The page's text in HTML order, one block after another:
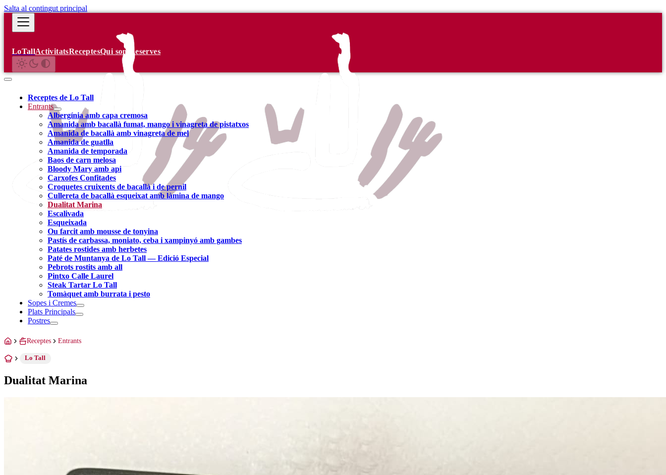
Salta al contingut principal
LoTallActivitatsReceptesQui som Reserves
Receptes de Lo Tall
Entrants
Albergínia amb capa cremosa
Amanida amb bacallà fumat, mango i vinagreta de pistatxos
Amanida de bacallà amb vinagreta de mel
Amanida de guatlla
Amanida de temporada
Baos de carn melosa
Bloody Mary amb api
Carxofes Confitades
Croquetes cruixents de bacallà i de pernil
Cullereta de bacallà esqueixat amb làmina de mango
Dualitat Marina
Escalivada
Esqueixada
Ou farcit amb mousse de tonyina
Pastís de carbassa, moniato, ceba i xampinyó amb gambes
Patates rostides amb herbetes
Paté de Muntanya de Lo Tall — Edició Especial
Pebrots rostits amb all
Pintxo Calle Laurel
Steak Tartar Lo Tall
Tomàquet amb burrata i pesto
Sopes i Cremes
Plats Principals
Postres
Receptes Entrants
Lo Tall
Dualitat Marina